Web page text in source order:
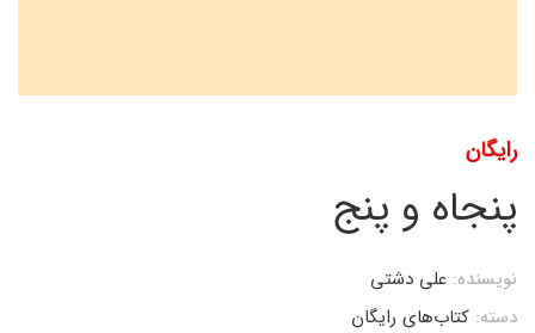
رایگان
پنجاه و پنج
نویسنده: علی دشتی
دسته: کتاب‌های رایگان